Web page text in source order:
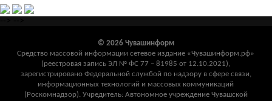
© 2026 Чувашинформ
Средство массовой информации сетевое издание «Чувашинформ.рф»
(реестровая запись ЭЛ № ФС 77 – 81985 от 12.10.2021),
зарегистрировано Федеральной службой по надзору в сфере связи,
информационных технологий и массовых коммуникаций
(Роскомнадзор). Учредитель: Автономное учреждение Чувашской